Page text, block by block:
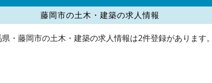
藤岡市の土木・建築の求人情報
・藤岡市の土木・建築の求人情報は2件登録があります。